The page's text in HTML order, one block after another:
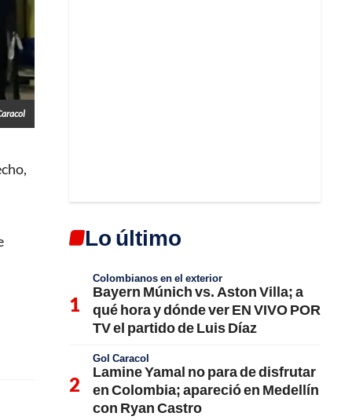
Lo último
Colombianos en el exterior
Bayern Múnich vs. Aston Villa; a
qué hora y dónde ver EN VIVO POR
TV el partido de Luis Díaz
Gol Caracol
Lamine Yamal no para de disfrutar
en Colombia; apareció en Medellín
con Ryan Castro